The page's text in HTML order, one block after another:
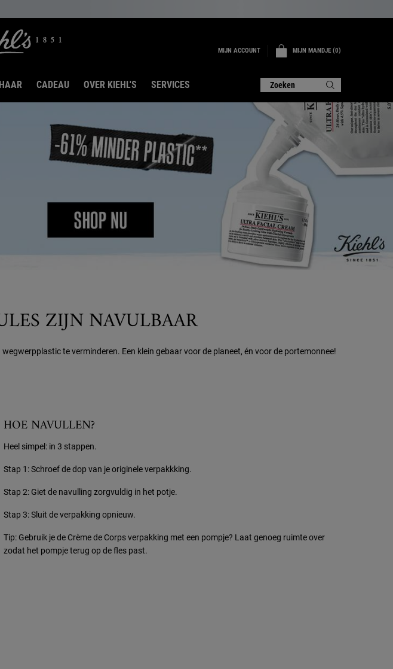
MIJN ACCOUNT MIJN MANDJE 0
0 PRODUCT
HAAR CADEAU OVER KIEHL'S SERVICES Zoeken
ZIJN NAVULBAAR
te verminderen. Een klein gebaar voor de planeet, én voor de portemonnee!
HOE NAVULLEN?
Heel simpel: in 3 stappen.
Stap 1: Schroef de dop van je originele verpakkking.
Stap 2: Giet de navulling zorgvuldig in het potje.
Stap 3: Sluit de verpakking opnieuw. ​
Tip: Gebruik je de Crème de Corps verpakking met een pompje? Laat genoeg ruimte over
zodat het pompje terug op de fles past.​